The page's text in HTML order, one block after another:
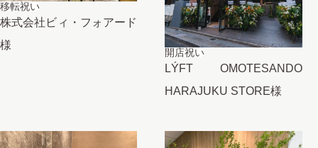
移転祝い
株式会社ビィ・フォアード
様
開店祝い
LÝFT OMOTESANDO
HARAJUKU STORE様